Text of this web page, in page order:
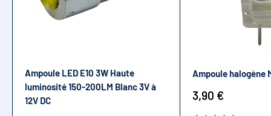
Ampoule LED E10 3W Haute
luminosité 150-200LM Blanc 3V à
12V DC
Ampoule halogène
Prix
réduit
3,90 €